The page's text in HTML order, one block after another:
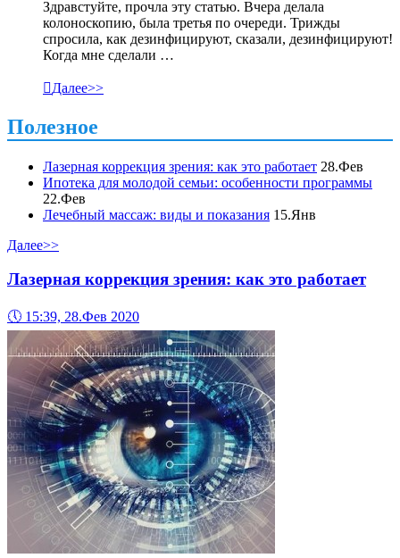
Здравстуйте, прочла эту статью. Вчера делала
колоноскопию, была третья по очереди. Трижды
спросила, как дезинфицируют, сказали, дезинфицируют!
Когда мне сделали …
Далее>>
Полезное
Лазерная коррекция зрения: как это работает 28.Фев
Ипотека для молодой семьи: особенности программы
22.Фев
Лечебный массаж: виды и показания 15.Янв
Далее>>
Лазерная коррекция зрения: как это работает
🕔 15:39, 28.Фев 2020